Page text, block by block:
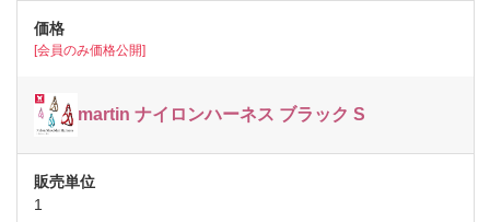
[会員のみ価格公開]
martin ナイロンハーネス ブラック S
1